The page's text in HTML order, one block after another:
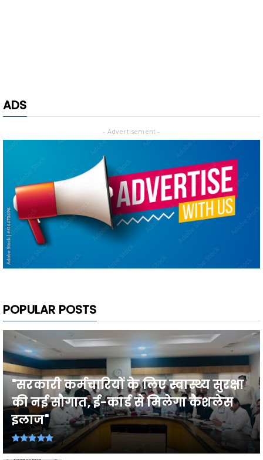
ADS
- Advertisement -
POPULAR POSTS
"सरकारी कर्मचारियों के लिए स्वास्थ्य सुरक्षा
की नई सौगात, ई-कार्ड से मिलेगा कैशलेस
इलाज"